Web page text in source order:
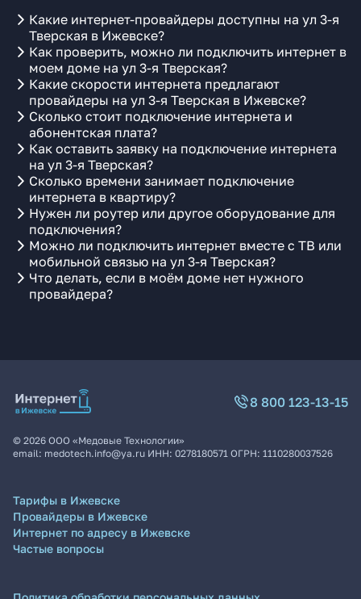
Какие интернет-провайдеры доступны на ул 3-я
Тверская в Ижевске?
Как проверить, можно ли подключить интернет в
моем доме на ул 3-я Тверская?
Какие скорости интернета предлагают
провайдеры на ул 3-я Тверская в Ижевске?
Сколько стоит подключение интернета и
абонентская плата?
Как оставить заявку на подключение интернета
на ул 3-я Тверская?
Сколько времени занимает подключение
интернета в квартиру?
Нужен ли роутер или другое оборудование для
подключения?
Можно ли подключить интернет вместе с ТВ или
мобильной связью на ул 3-я Тверская?
Что делать, если в моём доме нет нужного
провайдера?
8 800 123-13-15
© 2026 ООО «Медовые Технологии»
email: medotech.info@ya.ru ИНН: 0278180571 ОГРН: 1110280037526
Тарифы в Ижевске
Провайдеры в Ижевске
Интернет по адресу в Ижевске
Частые вопросы